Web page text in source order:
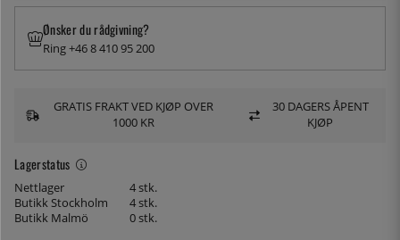
Lagerstatus
Nettlager
4 stk.
Butikk Stockholm
4 stk.
Butikk Malmö
0 stk.
Ønsker du rådgivning?
Ring +46 8 410 95 200
GRATIS FRAKT VED KJØP OVER
1000 KR
30 DAGERS ÅPENT
KJØP